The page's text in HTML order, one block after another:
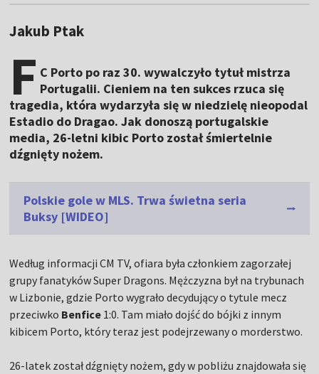
Jakub Ptak
F C Porto po raz 30. wywalczyło tytuł mistrza
Portugalii. Cieniem na ten sukces rzuca się
tragedia, która wydarzyła się w niedzielę nieopodal
Estadio do Dragao. Jak donoszą portugalskie
media, 26-letni kibic Porto został śmiertelnie
dźgnięty nożem.
Polskie gole w MLS. Trwa świetna seria
Buksy [WIDEO]
Według informacji CM TV, ofiara była członkiem zagorzałej
grupy fanatyków Super Dragons. Mężczyzna był na trybunach
w Lizbonie, gdzie Porto wygrało decydujący o tytule mecz
przeciwko Benfice 1:0. Tam miało dojść do bójki z innym
kibicem Porto, który teraz jest podejrzewany o morderstwo.
26-latek został dźgnięty nożem, gdy w pobliżu znajdowała się